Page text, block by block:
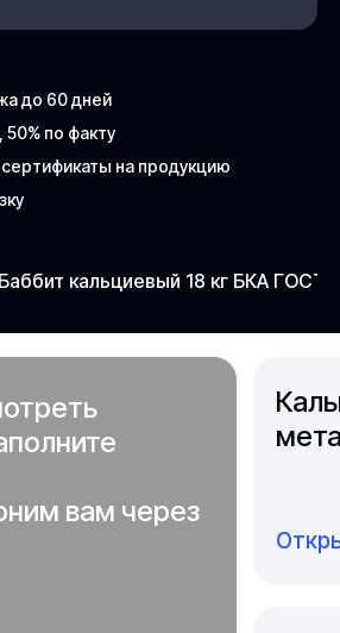
до 60 дней
50% по факту
на продукцию
Баббит кальциевый 18 кг БКА ГОСТ
вам через